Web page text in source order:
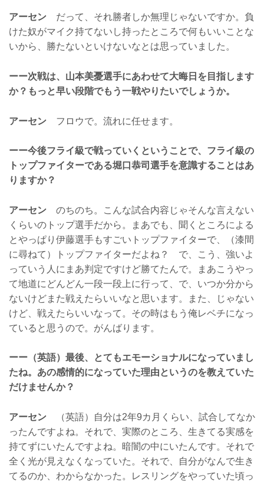
アーセン だって、それ勝者しか無理じゃないですか。負
けた奴がマイク持てないし持ったところで何もいいことな
いから、勝たないといけないなとは思っていました。
ーー次戦は、山本美憂選手にあわせて大晦日を目指します
か？もっと早い段階でもう一戦やりたいでしょうか。
アーセン フロウで。流れに任せます。
ーー今後フライ級で戦っていくということで、フライ級の
トップファイターである堀口恭司選手を意識することはあ
りますか？
アーセン のちのち。こんな試合内容じゃそんな言えない
くらいのトップ選手だから。まあでも、聞くところによる
とやっぱり伊藤選手もすごいトップファイターで、（漆間
に尋ねて）トップファイターだよね？ で、こう、強いよ
っていう人にまあ判定ですけど勝てたんで。まあこうやっ
て地道にどんどん一段一段上に行って、で、いつか分から
ないけどまた戦えたらいいなと思います。また、じゃない
けど、戦えたらいいなって。その時はもう俺レベチになっ
ていると思うので。がんばります。
ーー（英語）最後、とてもエモーショナルになっていまし
たね。あの感情的になっていた理由というのを教えていた
だけませんか？
アーセン （英語）自分は2年9カ月くらい、試合してなか
ったんですよね。それで、実際のところ、生きてる実感を
持てずにいたんですよね。暗闇の中にいたんです。それで
全く光が見えなくなっていた。それで、自分がなんで生き
てるのか、わからなかった。レスリングをやっていた頃っ